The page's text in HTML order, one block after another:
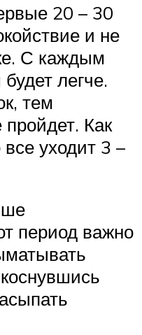
20 – 30
и не
С каждым
легче.
тем
пройдет. Как
уходит 3 –
период важно